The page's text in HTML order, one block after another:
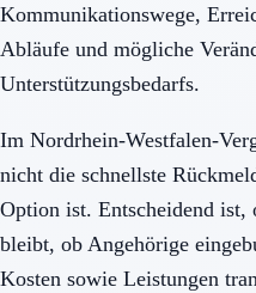
Kommunikationswege,
Abläufe und mögliche
Unterstützungsbedarfs.
Im Nordrhein-Westfalen-
nicht die schnellste
Option ist. Entscheidend
bleibt, ob Angehörige
Kosten sowie Leistungen